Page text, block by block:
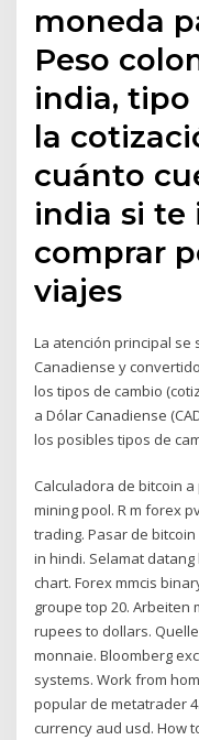
moneda
Peso
india, tipo
la
cuánto
india si te
comprar
viajes
La atención principal se
Canadiense y
los tipos de cambio
a Dólar Canadiense
los posibles tipos de
Calculadora de bitcoin
mining pool. R m forex
trading. Pasar de
in hindi. Selamat
chart. Forex mmcis
groupe top 20. Arbeiten
rupees to dollars.
monnaie. Bloomberg
systems. Work from
popular de metatrader
currency aud usd. How